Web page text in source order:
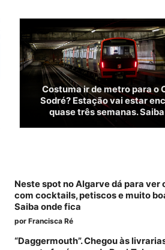
Costuma ir de metro para o
Sodré? Estação vai estar
quase três semanas.
Neste spot no Algarve dá para ver
com cocktails, petiscos e muito
Saiba onde fica
por Francisca Ré
“Daggermouth”. Chegou às